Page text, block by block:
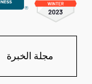
مجلة الخبرة